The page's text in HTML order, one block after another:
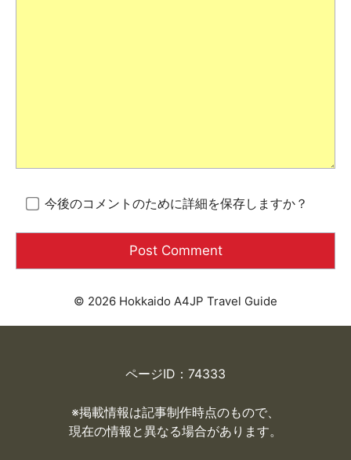
今後のコメントのために詳細を保存しますか？
© 2026 Hokkaido A4JP Travel Guide
ページID：74333
※掲載情報は記事制作時点のもので、
現在の情報と異なる場合があります。